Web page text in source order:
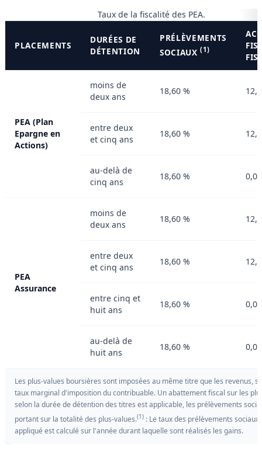
Taux de la fiscalité des PEA.
PLACEMENTS
DURÉES DE
DÉTENTION
PRÉLÈVEMENTS
SOCIAUX(1)
PEA (Plan
Epargne en
Actions)
moins de
deux ans
18,60 %
entre deux
et cinq ans
18,60 %
au-delà de
cinq ans
18,60 %
PEA
Assurance
moins de
deux ans
18,60 %
entre deux
et cinq ans
18,60 %
entre cinq et
huit ans
18,60 %
au-delà de
huit ans
18,60 %
Les plus-values boursières sont imposées au même titre que les revenus,
taux marginal d'imposition du contribuable. Un abattement fiscal sur les
selon la durée de détention des titres est applicable, les prélèvements
portant sur la totalité des plus-values.(1) : Le taux des prélèvements sociaux
appliqué est calculé sur l'année durant laquelle sont réalisés les gains.